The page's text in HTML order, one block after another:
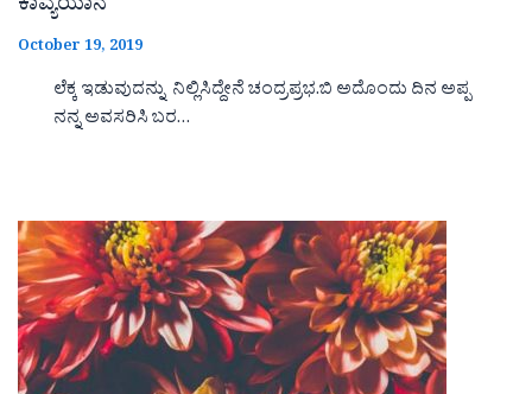
ಕಾವ್ಯಯಾನ
October 19, 2019
ಲೆಕ್ಕ ಇಡುವುದನ್ನು ನಿಲ್ಲಿಸಿದ್ದೇನೆ ಚಂದ್ರಪ್ರಭ.ಬಿ ಅದೊಂದು ದಿನ ಅಪ್ಪ
ನನ್ನ ಅವಸರಿಸಿ ಬರ…